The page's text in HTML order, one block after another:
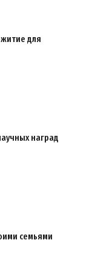
для
наград
семьями